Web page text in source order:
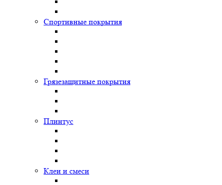
Спортивные покрытия
Грязезащитные покрытия
Плинтус
Клеи и смеси